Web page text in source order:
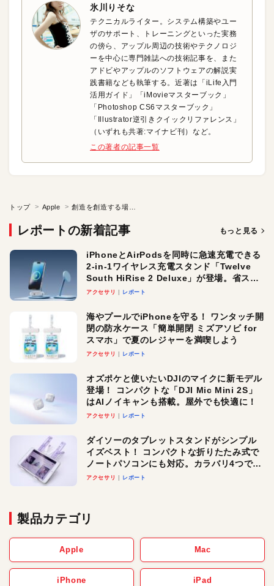
氷川りそな
テクニカルライター。システム構築やユー
ザのサポート、トレーニングといった実務
の傍ら、アップル周辺の技術やテクノロジ
ーを中心に専門雑誌への技術記事を、また
アドビやアップルのソフトウェアの解説実
践書籍なども執筆する。近著は「iLife入門
活用ガイド」「iMovieマスターブック」
「Photoshop CS6マスターブック」
「Illustrator逆引きクイックリファレンス」
（いずれも共著:マイナビ刊）など。
この著者の記事一覧
トップ Apple
レポートの新着記事 もっと見る
iPhoneとAirPodsを同時に急速充電できる
2-in-1ワイヤレス充電スタンド「Twelve
South HiRise 2 Deluxe」が登場。省スペ
ースでおしゃれに充電したい人にオスス
アクセサリ レポート
海やプールでiPhoneを守る！ ワンタッチ開
閉の防水ケース「簡単開閉 ミズアソビ for
スマホ」で夏のレジャーを満喫しよう
アクセサリ レポート
オズポケと使いたいDJIのマイクに新モデル
登場！ コンパクトな「DJI Mic Mini 2S」
はAIノイキャンも搭載。屋外でも快適に！
アクセサリ レポート
ダイソーのタブレットスタンドがシンプル
イズベスト！ コンパクトな折りたたみ式で
ノートパソコンにも対応。カラバリ4つで選
べる楽しさも
アクセサリ レポート
製品カテゴリ
Apple Mac
iPhone iPad